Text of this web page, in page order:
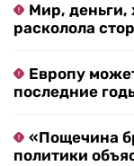
Мир, деньги,
расколола
Европу
последние
«Пощечина
политики